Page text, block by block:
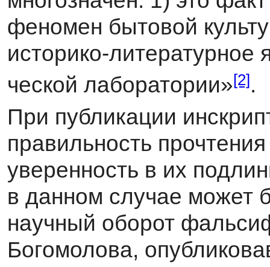
феномен бы­товой
исто­рико-литературное
ческой лаборатории»[2].
При публикации
правильность
уверенность в их
в данном случае может
научный оборот
Богомолова,